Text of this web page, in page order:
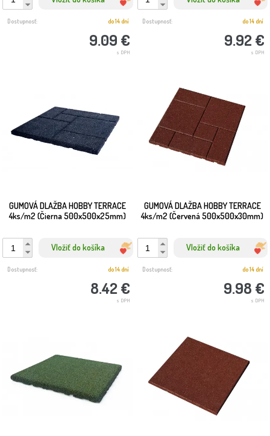
9.09 €
s DPH
Dostupnosť: do 14 dní
9.92 €
s DPH
Dostupnosť: do 14 dní
GUMOVÁ DLAŽBA HOBBY TERRACE
4ks/m2 (Čierna 500x500x25mm)
Vložiť do košíka
8.42 €
s DPH
Dostupnosť: do 14 dní
GUMOVÁ DLAŽBA HOBBY TERRACE
4ks/m2 (Červená 500x500x30mm)
Vložiť do košíka
9.98 €
s DPH
Dostupnosť: do 14 dní